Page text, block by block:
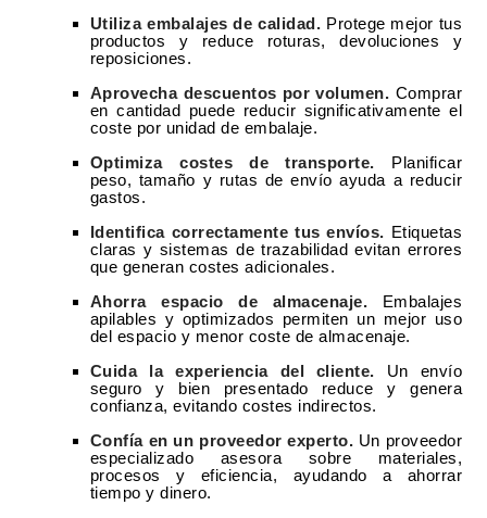
Utiliza embalajes de calidad. Protege mejor tus
productos y reduce roturas, devoluciones y
reposiciones.
Aprovecha descuentos por volumen. Comprar
en cantidad puede reducir significativamente el
coste por unidad de embalaje.
Optimiza costes de transporte. Planificar
peso, tamaño y rutas de envío ayuda a reducir
gastos.
Identifica correctamente tus envíos. Etiquetas
claras y sistemas de trazabilidad evitan errores
que generan costes adicionales.
Ahorra espacio de almacenaje. Embalajes
apilables y optimizados permiten un mejor uso
del espacio y menor coste de almacenaje.
Cuida la experiencia del cliente. Un envío
seguro y bien presentado reduce y genera
confianza, evitando costes indirectos.
Confía en un proveedor experto. Un proveedor
especializado asesora sobre materiales,
procesos y eficiencia, ayudando a ahorrar
tiempo y dinero.